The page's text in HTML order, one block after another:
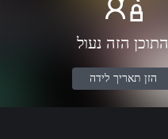
התוכן הזה נעול
הזן תאריך לידה